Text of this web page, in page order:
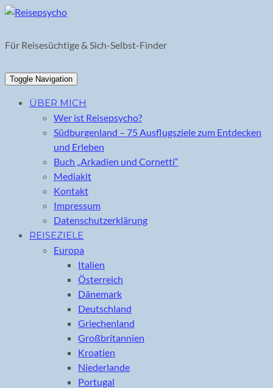
Skip
content
Für Reisesüchtige & Sich-Selbst-Finder
Toggle Navigation
ÜBER MICH
Wer ist Reisepsycho?
Südburgenland – 75 Ausflugsziele zum Entdecken
und Erleben
Buch „Arkadien und Cornetti“
Mediakit
Kontakt
Impressum
Datenschutzerklärung
REISEZIELE
Europa
Italien
Österreich
Dänemark
Deutschland
Griechenland
Großbritannien
Kroatien
Niederlande
Portugal